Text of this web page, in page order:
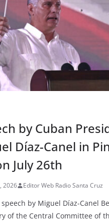
by Cuban
Díaz-Canel in
July 26th
2026 Editor Web Radio Santa Cruz
by Miguel Díaz-Canel
of the Central Committee of